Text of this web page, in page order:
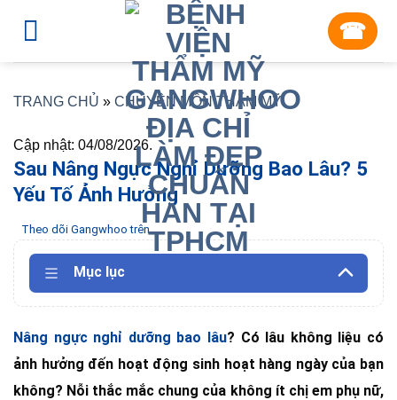
☎︎
TRANG CHỦ » CHUYÊN MÔN THẨM MỸ
Cập nhật: 04/08/2026.
Sau Nâng Ngực Nghỉ Dưỡng Bao Lâu? 5
Yếu Tố Ảnh Hưởng
Theo dõi Gangwhoo trên
Mục lục
Nâng ngực nghỉ dưỡng bao lâu? Có lâu không liệu có
ảnh hưởng đến hoạt động sinh hoạt hàng ngày của bạn
không? Nỗi thắc mắc chung của không ít chị em phụ nữ,